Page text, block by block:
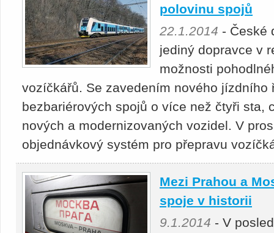
polovinu spojů
22.1.2014 - České
jediný dopravce v
možnosti
vozíčkářů. Se zavedením nového jízdního
bezbariérových spojů o více než čtyři sta,
nových a modernizovaných vozidel. V
objednávkový systém pro přepravu
Mezi Prahou a
spoje v historii
9.1.2014 - V